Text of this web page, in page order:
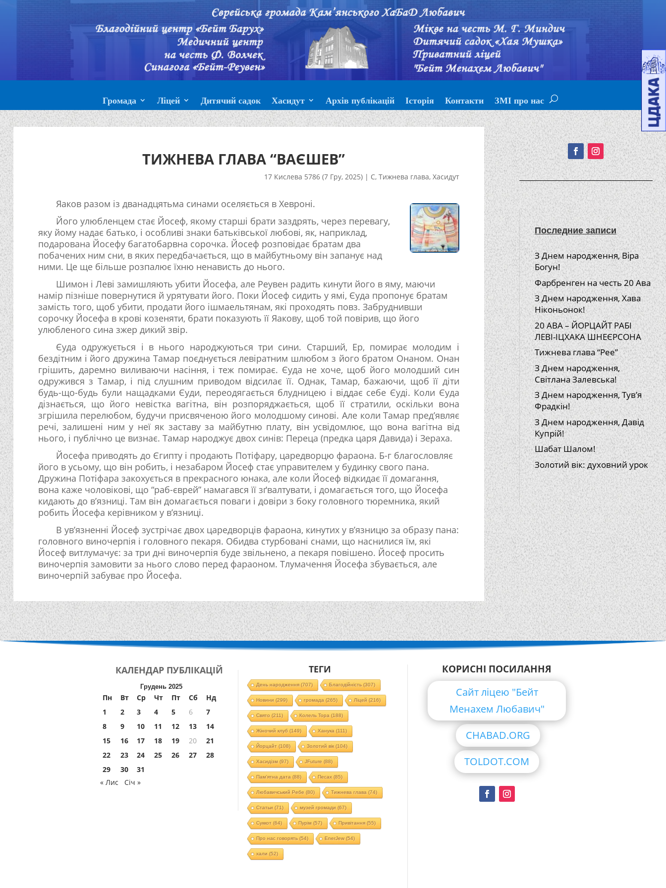
Громада Ліцей Дитячий садок Хасидут Архів публікацій Історія Контакти ЗМІ про нас
ТИЖНЕВА ГЛАВА “ВАЄШЕВ”
17 Кислева 5786 (7 Гру, 2025)| С, Тижнева глава, Хасидут
Яаков разом із дванадцятьма синами оселяється в Хевроні.
Його улюбленцем стає Йосеф, якому старші брати заздрять, через перевагу,
яку йому надає батько, і особливі знаки батьківської любові, як, наприклад,
подарована Йосефу багатобарвна сорочка. Йосеф розповідає братам два
побачених ним сни, в яких передбачається, що в майбутньому він запанує над
ними. Це ще більше розпалює їхню ненависть до нього.
Шимон і Леві замишляють убити Йосефа, але Реувен радить кинути його в яму, маючи
намір пізніше повернутися й урятувати його. Поки Йосеф сидить у ямі, Єуда пропонує братам
замість того, щоб убити, продати його ішмаельтянам, які проходять повз. Забруднивши
сорочку Йосефа в крові козеняти, брати показують її Яакову, щоб той повірив, що його
улюбленого сина зжер дикий звір.
Єуда одружується і в нього народжуються три сини. Старший, Ер, помирає молодим і
бездітним і його дружина Тамар поєднується левіратним шлюбом з його братом Онаном. Онан
грішить, даремно виливаючи насіння, і теж помирає. Єуда не хоче, щоб його молодший син
одружився з Тамар, і під слушним приводом відсилає її. Однак, Тамар, бажаючи, щоб її діти
будь-що-будь були нащадками Єуди, переодягається блудницею і віддає себе Єуді. Коли Єуда
дізнається, що його невістка вагітна, він розпоряджається, щоб її стратили, оскільки вона
згрішила перелюбом, будучи присвяченою його молодшому синові. Але коли Тамар пред’являє
речі, залишені ним у неї як заставу за майбутню плату, він усвідомлює, що вона вагітна від
нього, і публічно це визнає. Тамар народжує двох синів: Переца (предка царя Давида) і Зераха.
Йосефа приводять до Єгипту і продають Потіфару, царедворцю фараона. Б-г благословляє
його в усьому, що він робить, і незабаром Йосеф стає управителем у будинку свого пана.
Дружина Потіфара закохується в прекрасного юнака, але коли Йосеф відкидає її домагання,
вона каже чоловікові, що “раб-єврей” намагався її зґвалтувати, і домагається того, що Йосефа
кидають до в’язниці. Там він домагається поваги і довіри з боку головного тюремника, який
робить Йосефа керівником у в’язниці.
В ув’язненні Йосеф зустрічає двох царедворців фараона, кинутих у в’язницю за образу пана:
головного виночерпія і головного пекаря. Обидва стурбовані снами, що наснилися їм, які
Йосеф витлумачує: за три дні виночерпія буде звільнено, а пекаря повішено. Йосеф просить
виночерпія замовити за нього слово перед фараоном. Тлумачення Йосефа збувається, але
виночерпій забуває про Йосефа.
Подписывайтесь!
Последние записи
З Днем народження, Віра
Богун!
Фарбренген на честь 20 Ава
З Днем народження, Хава
Ніконьонок!
20 АВА – ЙОРЦАЙТ РАБІ
ЛЕВІ-ІЦХАКА ШНЕЄРСОНА
Тижнева глава “Рее”
З Днем народження,
Світлана Залевська!
З Днем народження, Тув’я
Фрадкін!
З Днем народження, Давід
Купрій!
Шабат Шалом!
Золотий вік: духовний урок
КАЛЕНДАР ПУБЛІКАЦІЙ
Грудень 2025
Пн Вт Ср Чт Пт Сб
Нд
1
2 3 4 5 6
7
8
9 10 11 12 13
14
15
16 17 18 19 20
21
22
23 24 25 26 27
28
29
30
31
« Лис
Січ »
ТЕГИ
День народження(707) Благодійність (307)
Новини (299) громада (265) Ліцей (216)
Свято (211) Колель Тора (188)
Жіночий клуб (149) Ханука (111)
Йорцайт (108) Золотий вік(104)
Хасидізм (97) JFuture (88)
Пам'ятна дата (88) Песах(85)
Любавичський Ребе (80) Тижнева глава (74)
Статьи (71) музей громади (67)
Суккот (64) Пурім (57) Привітання(55)
Про нас говорять (54) EnerJew(54)
хали (52)
КОРИСНІ ПОСИЛАННЯ
Сайт ліцею "Бейт
Менахем Любавич"
CHABAD.ORG
TOLDOT.COM